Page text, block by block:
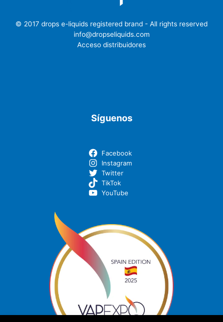
© 2017 drops e-liquids registered brand - All rights reserved
info@dropseliquids.com
Acceso distribuidores
Síguenos
Facebook
Instagram
Twitter
TikTok
YouTube